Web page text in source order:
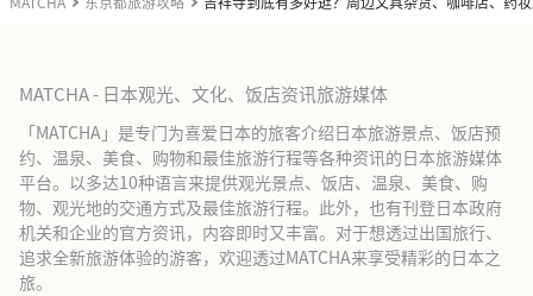
MATCHA - 日本观光、文化、饭店资讯旅游媒体
「MATCHA」是专门为喜爱日本的旅客介绍日本旅游景点、饭店预
约、温泉、美食、购物和最佳旅游行程等各种资讯的日本旅游媒体
平台。以多达10种语言来提供观光景点、饭店、温泉、美食、购
物、观光地的交通方式及最佳旅游行程。此外，也有刊登日本政府
机关和企业的官方资讯，内容即时又丰富。对于想透过出国旅行、
追求全新旅游体验的游客，欢迎透过MATCHA来享受精彩的日本之
旅。